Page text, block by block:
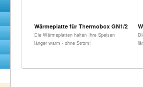
Wärmeplatte für Thermobox GN1/2
Die Wärmeplatten halten Ihre Speisen
länger warm - ohne Strom!